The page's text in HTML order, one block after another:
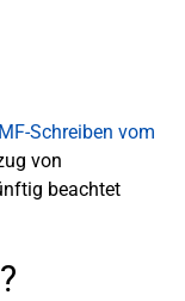
Schreiben vom
von
beachtet